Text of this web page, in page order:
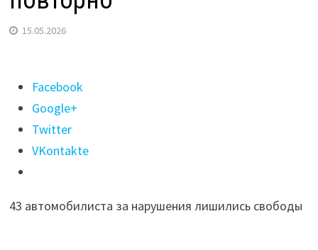
15.05.2026
Поделиться
"В
Иркутской
области
года
Facebook
Google+
Twitter
VKontakte
43 автомобилиста за нарушения лишились свободы